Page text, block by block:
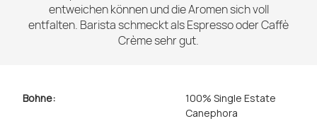
entweichen können und die Aromen sich voll
entfalten. Barista schmeckt als Espresso oder Caffè
Crème sehr gut.
Bohne:
100% Single Estate
Canephora